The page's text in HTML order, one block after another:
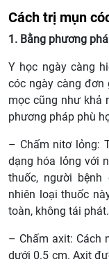
Cách trị mụn
1. Bằng phương
Y học ngày càng
cóc ngày càng đơn
mọc cũng như khả
phương pháp phù
– Chấm nitơ lỏng:
dạng hóa lỏng với
thuốc, người
nhiên loại thuốc
toàn, không tái phát.
– Chấm axit: Cách
dưới 0.5 cm. Axit